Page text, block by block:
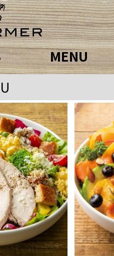
MENU